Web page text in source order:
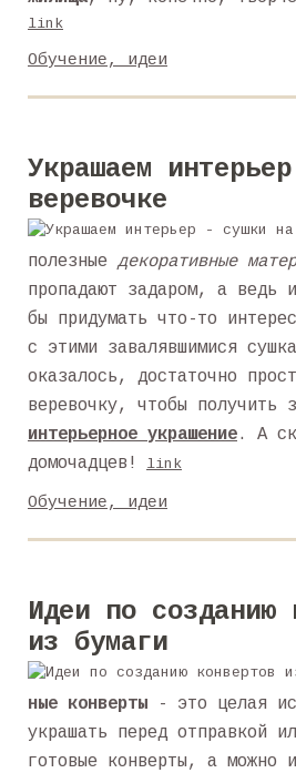
link
Обучение, идеи
Украшаем
веревочке
полезные декоративные
пропадают задаром, а ведь
бы придумать что-то
с этими завалявшимися
оказалось, достаточно
веревочку, чтобы получить
интерьерное украшение. А
домочадцев!
link
Обучение, идеи
Идеи по созданию
из бумаги
ные конверты - это целая
украшать перед отправкой
готовые конверты, а можно